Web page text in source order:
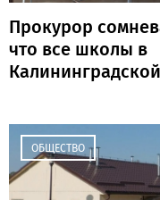
Прокурор
что все школы в
ОБЩЕСТВО